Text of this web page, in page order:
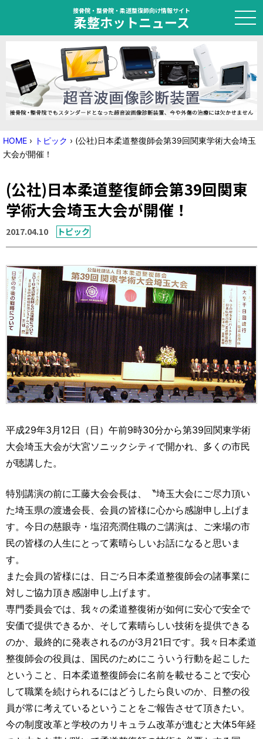
接骨院・整骨院・柔道整復師向け情報サイト
柔整ホットニュース
HOME
トピック
ニュース
国家試験対策
学会・セミナー情報
運営元 お問い合わせ
HOME › トピック › (公社)日本柔道整復師会第39回関東学術大会埼玉
大会が開催！
(公社)日本柔道整復師会第39回関東
学術大会埼玉大会が開催！
2017.04.10 トピック
平成29年3月12日（日）午前9時30分から第39回関東学術
大会埼玉大会が大宮ソニックシティで開かれ、多くの市民
が聴講した。
特別講演の前に工藤大会会長は、〝埼玉大会にご尽力頂い
た埼玉県の渡邊会長、会員の皆様に心から感謝申し上げま
す。今日の慈眼寺・塩沼亮潤住職のご講演は、ご来場の市
民の皆様の人生にとって素晴らしいお話になると思いま
す。
また会員の皆様には、日ごろ日本柔道整復師会の諸事業に
対しご協力頂き感謝申し上げます。
専門委員会では、我々の柔道整復術が如何に安心で安全で
安価で提供できるか、そして素晴らしい技術を提供できる
のか、最終的に発表されるのが3月21日です。我々日本柔道
整復師会の役員は、国民のためにこういう行動を起こした
ということ、日本柔道整復師会に名前を載せることで安心
して職業を続けられるにはどうしたら良いのか、日整の役
員が常に考えているということをご報告させて頂きたい。
今の制度改革と学校のカリキュラム改革が進むと大体5年経